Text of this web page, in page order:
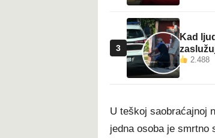
3
Kad
U teškoj saobraćajnoj
jedna osoba je smrtno